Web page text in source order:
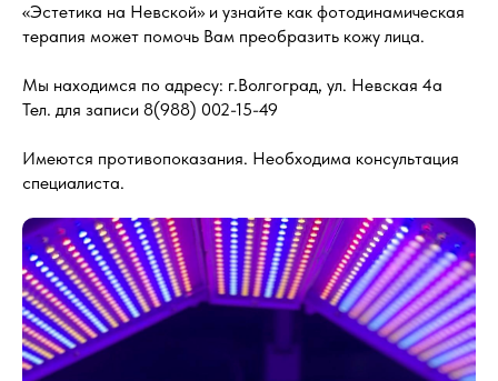
«Эстетика на Невской» и узнайте как фотодинамическая
терапия может помочь Вам преобразить кожу лица.
Мы находимся по адресу: г.Волгоград, ул. Невская 4а
Тел. для записи 8(988) 002-15-49
Имеются противопоказания. Необходима консультация
специалиста.